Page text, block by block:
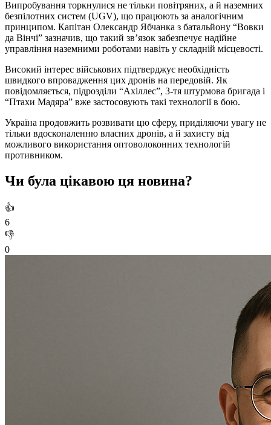
Випробування торкнулися не тільки повітряних, а й наземних
безпілотних систем (UGV), що працюють за аналогічним
принципом. Капітан Олександр Ябчанка з батальйону “Вовки
да Вінчі” зазначив, що такий зв’язок забезпечує надійне
управління наземними роботами навіть у складній місцевості.
Високий інтерес військових підтверджує необхідність
швидкого впровадження цих дронів на передовій. Як
повідомляється, підрозділи “Ахіллес”, 3-тя штурмова бригада і
“Птахи Мадяра” вже застосовують такі технології в бою.
Україна продовжить розвивати цю сферу, приділяючи увагу не
тільки вдосконаленню власних дронів, а й захисту від
можливого використання оптоволоконних технологій
противником.
Чи була цікавою ця новина?
👍
6
👎
0